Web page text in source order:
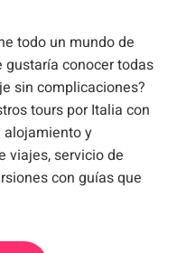
todo un mundo de
conocer todas
sin complicaciones?
tours por Italia con
alojamiento y
viajes, servicio de
con guías que